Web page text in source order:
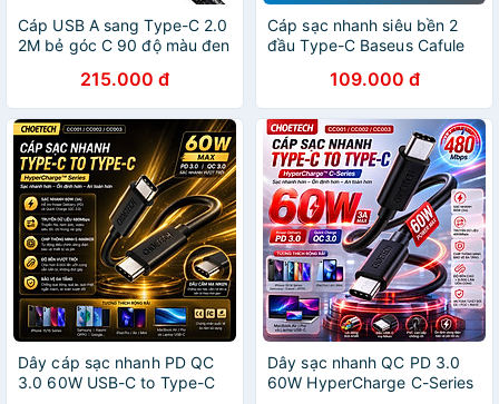
Cáp USB A sang Type-C 2.0
2M bẻ góc C 90 độ màu đen
điện thoại Ugreen 70434
US317 Hàng Chính Hãng
215.000 đ
Cáp sạc nhanh siêu bền 2
đầu Type-C Baseus Cafule
không hộp - Hàng nhập
khẩu
109.000 đ
Dây cáp sạc nhanh PD QC
3.0 60W USB-C to Type-C
Dây sạc nhanh QC PD 3.0
60W HyperCharge C-Series